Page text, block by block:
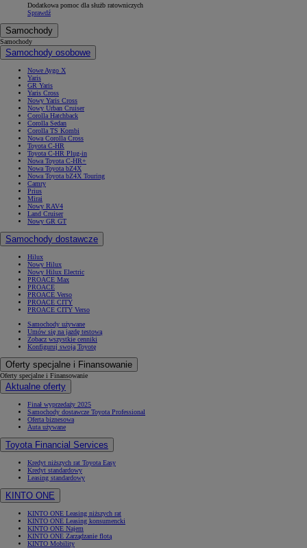
Dodatkowa pomoc dla służb ratowniczych
Sprawdź
Samochody
Samochody
Samochody osobowe
Nowe Aygo X
Yaris
GR Yaris
Yaris Cross
Nowy Yaris Cross
Nowy Urban Cruiser
Corolla Hatchback
Corolla Sedan
Corolla TS Kombi
Nowa Corolla Cross
Toyota C-HR
Toyota C-HR Plug-in
Nowa Toyota C-HR+
Nowa Toyota bZ4X
Nowa Toyota bZ4X Touring
Camry
Prius
Mirai
Nowy RAV4
Land Cruiser
Nowy GR GT
Samochody dostawcze
Hilux
Nowy Hilux
Nowy Hilux Electric
PROACE Max
PROACE
PROACE Verso
PROACE CITY
PROACE CITY Verso
Samochody używane
Umów się na jazdę testową
Zobacz wszystkie cenniki
Konfiguruj swoją Toyotę
Oferty specjalne i Finansowanie
Oferty specjalne i Finansowanie
Aktualne oferty
Finał wyprzedaży 2025
Samochody dostawcze Toyota Professional
Oferta biznesowa
Auta używane
Toyota Financial Services
Kredyt niższych rat Toyota Easy
Kredyt standardowy
Leasing standardowy
KINTO ONE
KINTO ONE Leasing niższych rat
KINTO ONE Leasing konsumencki
KINTO ONE Najem
KINTO ONE Zarządzanie flotą
KINTO Mobility